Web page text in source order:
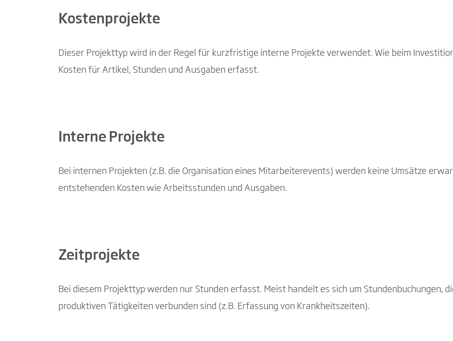
Kostenprojekte
Dieser Projekttyp wird in der Regel für kurzfristige interne Projekte verwendet. Wie beim
Kosten für Artikel, Stunden und Ausgaben erfasst.
Interne Projekte
Bei internen Projekten (z.B. die Organisation eines Mitarbeiterevents) werden keine Umsätze
entstehenden Kosten wie Arbeitsstunden und Ausgaben.
Zeitprojekte
Bei diesem Projekttyp werden nur Stunden erfasst. Meist handelt es sich um Stundenbuchungen,
produktiven Tätigkeiten verbunden sind (z.B. Erfassung von Krankheitszeiten).